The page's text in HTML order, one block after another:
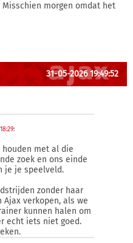
morgen omdat het
31-05-2026 19:49:52
:
houden met al die
zoek en ons einde
je je speelveld.
zonder haar
verkopen, als we
kunnen halen om
echt iets niet goed.